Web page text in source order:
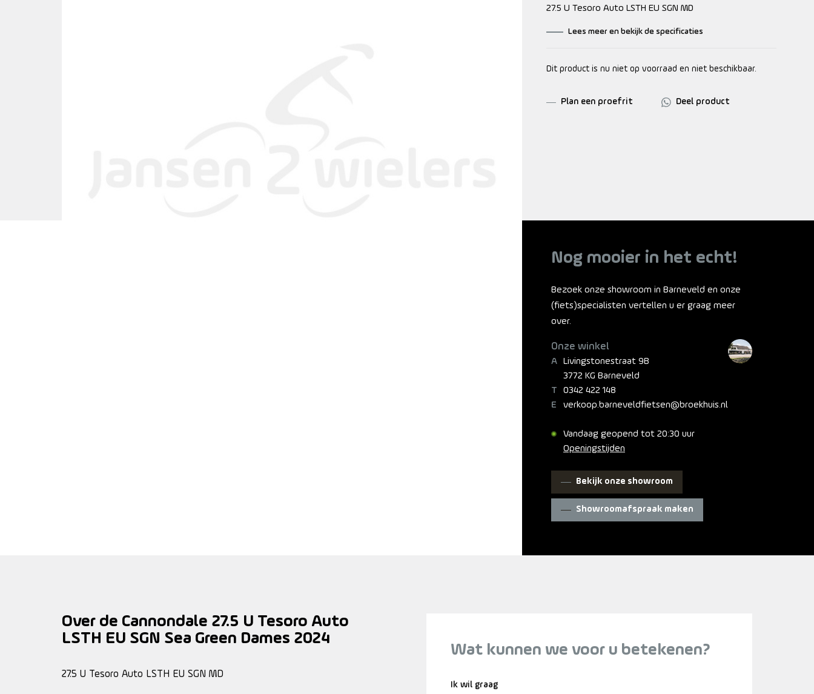
27.5 U Tesoro Auto LSTH EU SGN MD
Lees meer en bekijk de specificaties
Dit product is nu niet op voorraad en niet beschikbaar.
Plan een proefrit Deel product
Nog mooier in het echt!
Bezoek onze showroom in Barneveld en onze
(fiets)specialisten vertellen u er graag meer
over.
Onze winkel
Livingstonestraat 9B
3772 KG Barneveld
0342 422 148
verkoop.barneveldfietsen@broekhuis.nl
Vandaag geopend tot 20:30 uur
Openingstijden
Bekijk onze showroom
Showroomafspraak maken
Over de Cannondale 27.5 U Tesoro Auto
LSTH EU SGN Sea Green Dames 2024
27.5 U Tesoro Auto LSTH EU SGN MD
Wat kunnen we voor u betekenen?
Ik wil graag